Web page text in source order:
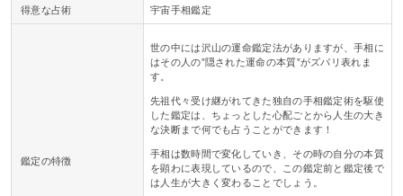
得意な占術 宇宙手相鑑定
鑑定の特徴
世の中には沢山の運命鑑定法がありますが、手相に
はその人の”隠された運命の本質”がズバリ表れま
す。
先祖代々受け継がれてきた独自の手相鑑定術を駆使
した鑑定は、ちょっとした心配ごとから人生の大き
な決断まで何でも占うことができます！
手相は数時間で変化していき、その時の自分の本質
を顕わに表現しているので、この鑑定前と鑑定後で
は人生が大きく変わることでしょう。